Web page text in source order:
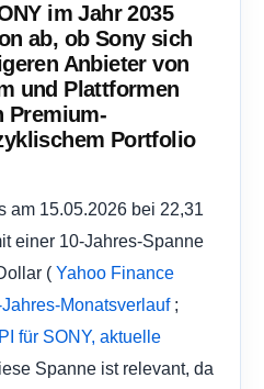
im Jahr 2035
ab, ob Sony sich
Anbieter von
und Plattformen
Premium-
Portfolio
am 15.05.2026 bei 22,31
einer 10-Jahres-Spanne
( Yahoo Finance
Monatsverlauf;
für SONY, aktuelle
Spanne ist relevant, da